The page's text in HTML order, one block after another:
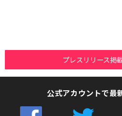
プレスリリース掲
公式アカウントで最